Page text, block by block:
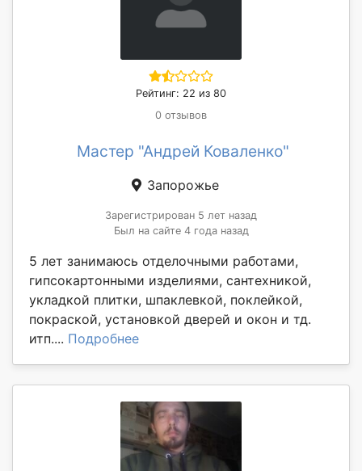
Рейтинг: 22 из 80
0 отзывов
Мастер "Андрей Коваленко"
Запорожье
Зарегистрирован 5 лет назад
Был на сайте 4 года назад
5 лет занимаюсь отделочными работами,
гипсокартонными изделиями, сантехникой,
укладкой плитки, шпаклевкой, поклейкой,
покраской, установкой дверей и окон и тд.
итп.... Подробнее